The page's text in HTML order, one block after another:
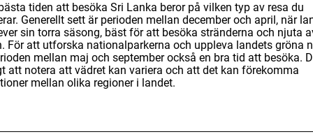
tiden att besöka Sri Lanka beror på vilken typ av resa du
Generellt sett är perioden mellan december och april, när
sin torra säsong, bäst för att besöka stränderna och njuta
För att utforska nationalparkerna och uppleva landets gröna
mellan maj och september också en bra tid att besöka.
att notera att vädret kan variera och att det kan förekomma
mellan olika regioner i landet.